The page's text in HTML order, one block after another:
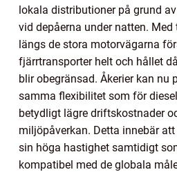
lokala distributioner på grund
vid depåerna under natten.
längs de stora motorvägarna
fjärrtransporter helt och hållet
blir obegränsad. Åkerier kan nu
samma flexibilitet som för
betydligt lägre driftskostnader
miljöpåverkan. Detta innebär
sin höga hastighet samtidigt
kompatibel med de globala